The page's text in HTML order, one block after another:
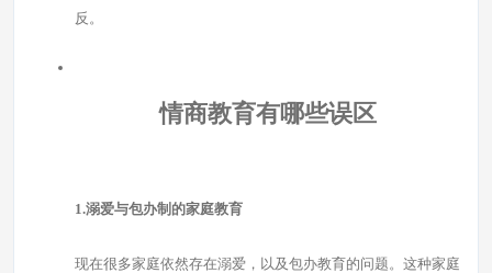
反。
情商教育有哪些误区
1.溺爱与包办制的家庭教育
现在很多家庭依然存在溺爱，以及包办教育的问题。这种家庭